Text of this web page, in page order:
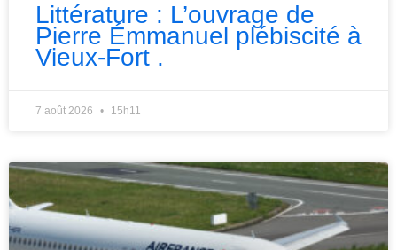
Littérature : L’ouvrage de
Pierre Émmanuel plébiscité à
Vieux-Fort .
7 août 2026 15h11